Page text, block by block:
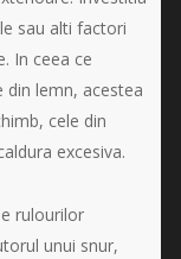
sau alti factori
In ceea ce
lemn, acestea
cele din
excesiva.
rulourilor
unui snur,